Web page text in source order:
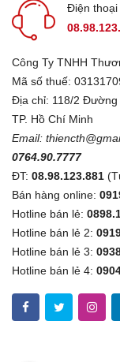
Điện thoại
Công Ty TNHH
Mã số thuế:
Địa chỉ: 118/2 Đường
TP. Hồ Chí Minh
Email:
0764.90.7777
ĐT: 08.98.123.881
Bán hàng online:
Hotline bán lẻ:
Hotline bán lẻ 2:
Hotline bán lẻ 3:
Hotline bán lẻ 4: